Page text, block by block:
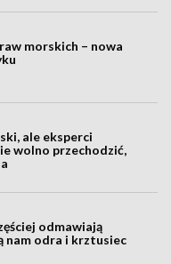
morskich – nowa
ale eksperci
wolno przechodzić,
odmawiają
nam odra i krztusiec